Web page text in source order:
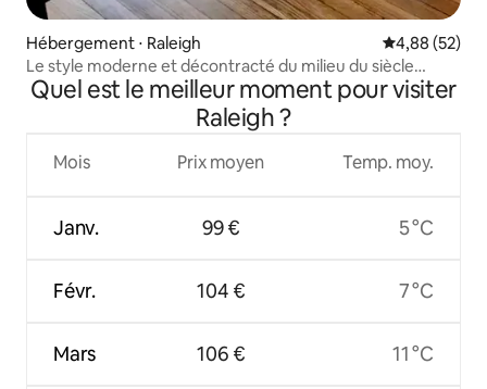
Hébergement ⋅ Raleigh Évaluation
4,88 (52)
Le style moderne et décontracté du milieu du siècle
rencontre le confort et la praticité
Quel est le meilleur moment pour visiter
Raleigh ?
Mois
Janv.
Févr.
Mars
Prix moyen
99 €
104 €
106 €
Temp. moy.
5 °C
7 °C
11 °C